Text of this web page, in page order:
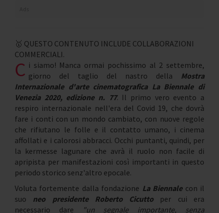
🥇 QUESTO CONTENUTO INCLUDE COLLABORAZIONI
COMMERCIALI.
C i siamo! Manca ormai pochissimo al 2 settembre,
giorno del taglio del nastro della Mostra
Internazionale d'arte cinematografica La Biennale di
Venezia 2020, edizione n. 77. Il primo vero evento a
respiro internazionale nell'era del Covid 19, che dovrà
fare i conti con un mondo cambiato, con nuove regole
che rifiutano le folle e il contatto umano, i cinema
affollati e i calorosi abbracci. Occhi puntanti, quindi, per
la kermesse lagunare che avrà il ruolo non facile di
apripista per manifestazioni così importanti in questo
periodo storico senz'altro epocale.
Voluta fortemente dalla fondazione La Biennale con il
suo neo presidente Roberto Cicutto per cui era
necessario dare
"un segnale importante, senza